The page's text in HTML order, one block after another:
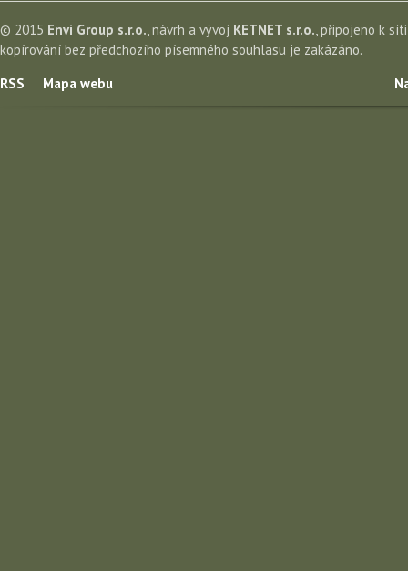
© 2015 Envi Group s.r.o., návrh a vývoj KETNET s.r.o., připojeno k
kopírování bez předchozího písemného souhlasu je zakázáno.
RSS
Mapa webu